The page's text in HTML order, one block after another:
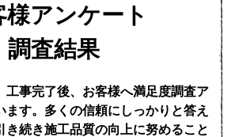
様アンケート
調査結果
工事完了後、お客様へ満足度調査ア
ます。多くの信頼にしっかりと答え
き続き施工品質の向上に努めること